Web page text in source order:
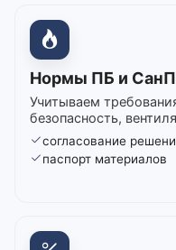
Нормы ПБ и
Учитываем
безопасность,
согласование
паспорт материалов